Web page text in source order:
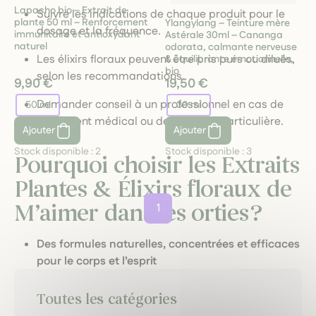
Suivre les indications de chaque produit pour le
dosage et la fréquence.
Les élixirs floraux peuvent être pris purs ou dilués,
selon les recommandations.
Demander conseil à un professionnel en cas de
traitement médical ou de situation particulière.
Pourquoi choisir les Extraits
Plantes & Élixirs floraux de
M’aimer dans les orties ?
Des formules naturelles, concentrées et efficaces
pour le corps et l’esprit
Une sélection artisanale, locale et respectueuse
de la nature
Lapacho bio – Extrait de
plante 50 ml – Renforcement
immunitaire et antioxydant
naturel
9,90 €
50 ml
Ajouter
Stock disponible : 2
Ylangylang – Teinture mère
Astérale 30ml – Cananga
odorata, calmante nerveuse
& équilibrante émotionnelle,
bio
19,50 €
30 ml
Ajouter
Stock disponible : 3
1
Toutes les catégories